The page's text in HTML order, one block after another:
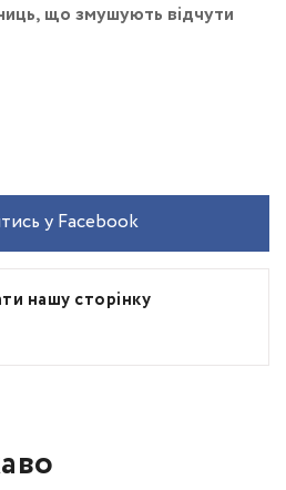
що змушують відчути
нашу сторінку
у Facebook